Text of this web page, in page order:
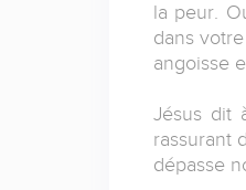
la peur.
dans
angoisse
Jésus dit
rassurant
dépasse